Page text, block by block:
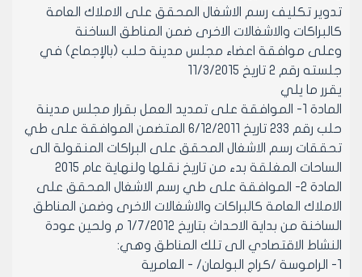
تدوير تكليف رسم الاشغال المحقق على الاملاك العامة
كالبراكات والاشغالات الاخرى ضمن المناطق الساخنة
وعلى موافقة اعضاء مجلس مدينة حلب (بالإجماع) في
جلسته رقم 2 تاريخ 11/3/2015
يقرر ما يلي
المادة 1- الموافقة على تمديد العمل بقرار مجلس مدينة
حلب رقم 233 تاريخ 6/12/2011 المتضمن الموافقة على طي
تحققات رسم الاشغال المحقق على البراكات المنقولة الى
الساحات المغلقة بدء من تاريخ نقلها ولنهاية عام 2015
المادة 2- الموافقة على طي رسم الاشغال المحقق على
الاملاك العامة كالبراكات والاشغالات الاخرى وضمن المناطق
الساخنة من بداية الاحداث بتاريخ 1/7/2012 م ولحين عودة
النشاط الاقتصادي الى تلك المناطق وهي:
1- الراموسة /كراج البولمان/ - العامرية